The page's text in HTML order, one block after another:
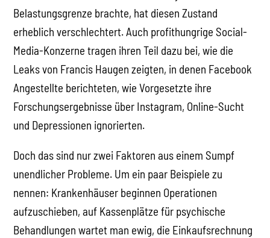
Belastungsgrenze brachte, hat diesen Zustand
erheblich verschlechtert. Auch profithungrige Social-
Media-Konzerne tragen ihren Teil dazu bei, wie die
Leaks von Francis Haugen zeigten, in denen Facebook
Angestellte berichteten, wie Vorgesetzte ihre
Forschungsergebnisse über Instagram, Online-Sucht
und Depressionen ignorierten.
Doch das sind nur zwei Faktoren aus einem Sumpf
unendlicher Probleme. Um ein paar Beispiele zu
nennen: Krankenhäuser beginnen Operationen
aufzuschieben, auf Kassenplätze für psychische
Behandlungen wartet man ewig, die Einkaufsrechnung